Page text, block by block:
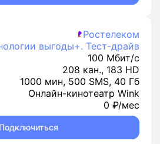
Ростелеком
выгоды+. Тест-драйв
100 Мбит/с
208 кан., 183 HD
1000 мин, 500 SMS, 40 Гб
Онлайн-кинотеатр Wink
0 ₽/мес
Подключиться